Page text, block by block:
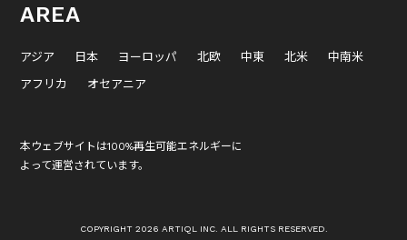
AREA
アジア 日本 ヨーロッパ 北欧 中東 北米
中南米
アフリカ
オセアニア
本ウェブサイトは100%再生可能エネルギーに
よって運営されています。
COPYRIGHT 2026 ARTIQL INC. ALL RIGHTS RESERVED.